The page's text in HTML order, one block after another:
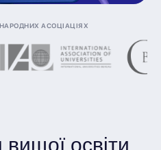
асоціаціях
освіти